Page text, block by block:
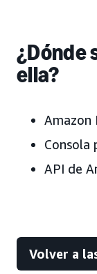
¿Dónde
ella?
Amazon
Consola
API de
Volver a